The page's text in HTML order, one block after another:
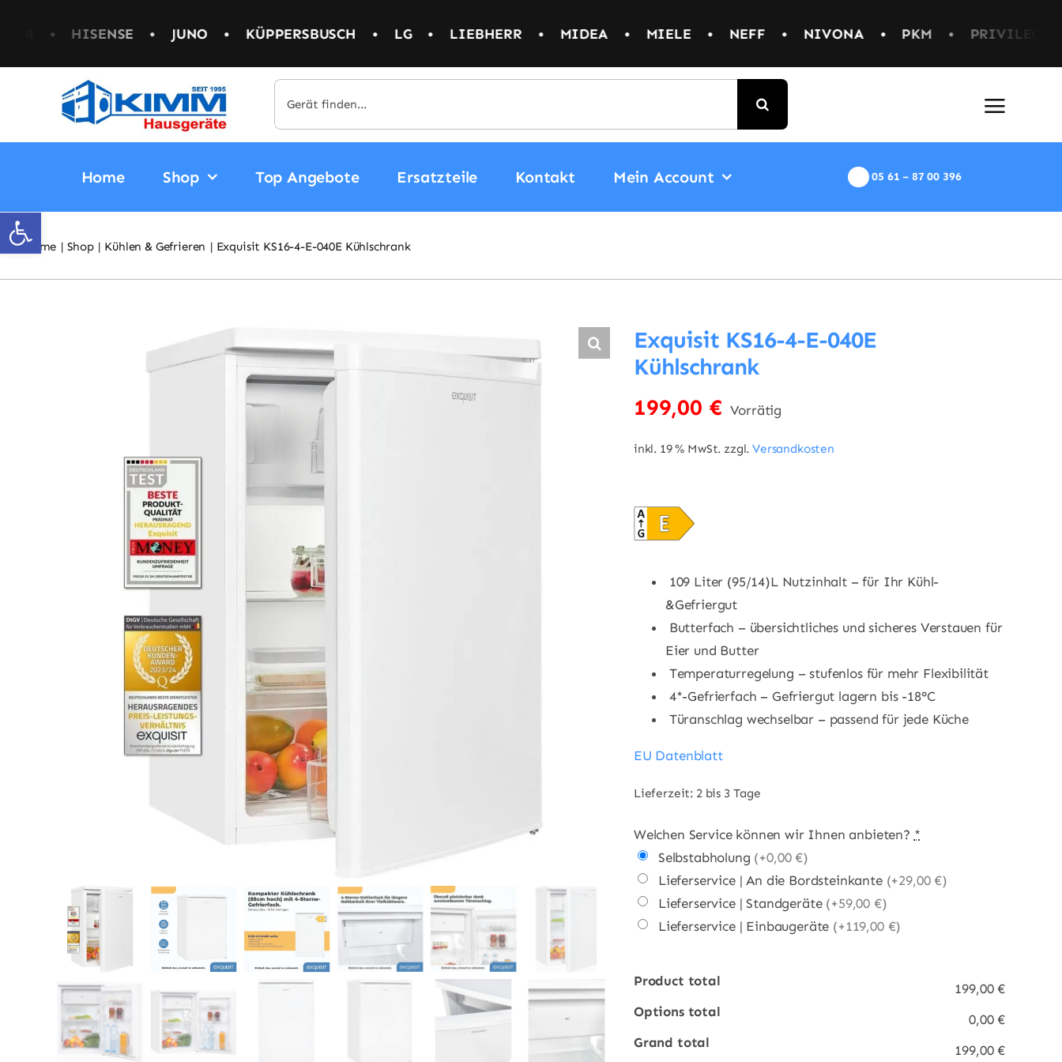
Open toolbar
• KÜPPERSBUSCH • LG • LIEBHERR MIDEA • MIELE NEFF • NIVONA • PKM PRIVILEG • SAMSUNG •
Suche
nach:
Home Shop Top Angebote Ersatzteile Kontakt Mein Account 05 61 – 87 00 396
Home Shop Kühlen & Gefrieren Exquisit KS16-4-E-040E Kühlschrank
Exquisit KS16-4-E-040E
Kühlschrank
199,00 € Vorrätig
inkl. 19 % MwSt. zzgl.Versandkosten
109 Liter (95/14)L Nutzinhalt – für Ihr Kühl-
&Gefriergut
Butterfach – übersichtliches und sicheres Verstauen für
Eier und Butter
Temperaturregelung – stufenlos für mehr Flexibilität
4*-Gefrierfach – Gefriergut lagern bis -18°C
Türanschlag wechselbar – passend für jede Küche
EU Datenblatt
Lieferzeit: 2 bis 3 Tage
Welchen Service können wir Ihnen anbieten? *
Selbstabholung (+0,00 €)
Lieferservice | An die Bordsteinkante (+29,00 €)
Lieferservice | Standgeräte (+59,00 €)
Lieferservice | Einbaugeräte (+119,00 €)
Product total
199,00 €
Options total
0,00 €
Grand total
199,00 €
Alternative: